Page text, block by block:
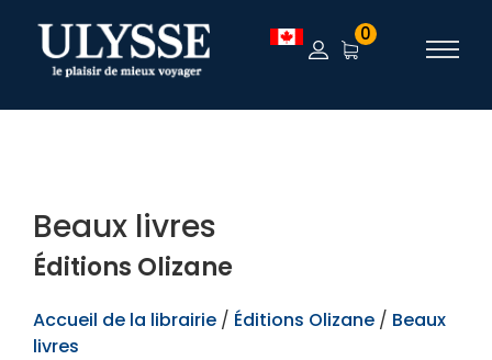
TEST 0
Beaux livres
Éditions Olizane
Accueil de la librairie / Éditions Olizane / Beaux
livres